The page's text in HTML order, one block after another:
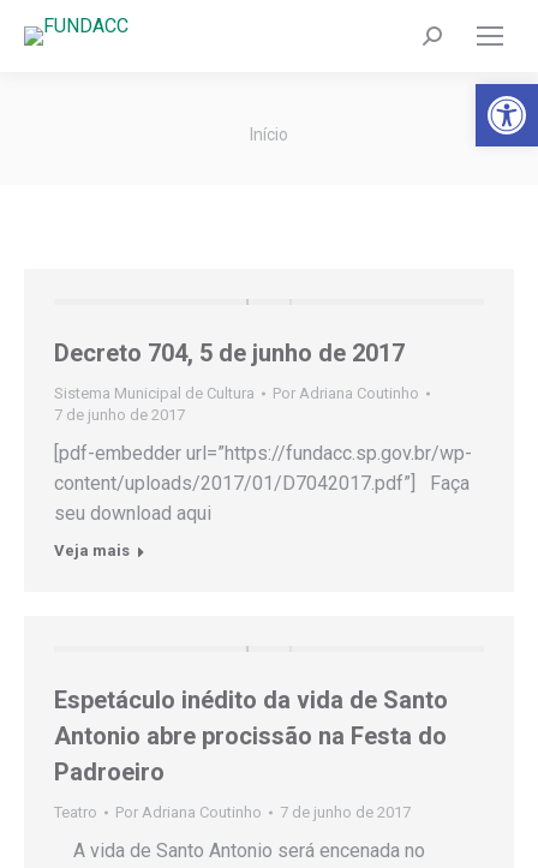
Barra de
Search:
Você está aqui:
Início
Decreto 704, 5 de junho de 2017
Sistema Municipal de Cultura Por Adriana Coutinho
7 de junho de 2017
[pdf-embedder url=”https://fundacc.sp.gov.br/wp-
content/uploads/2017/01/D7042017.pdf”] Faça
seu download aqui
Veja mais
Espetáculo inédito da vida de Santo
Antonio abre procissão na Festa do
Padroeiro
Teatro Por Adriana Coutinho 7 de junho de 2017
A vida de Santo Antonio será encenada no